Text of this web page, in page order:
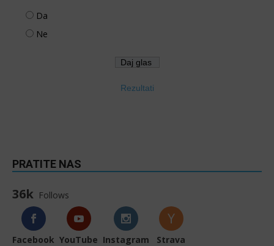
Da
Ne
Rezultati
PRATITE NAS
36k Follows
Facebook YouTube Instagram
Strava